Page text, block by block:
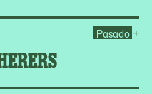
Pasado +